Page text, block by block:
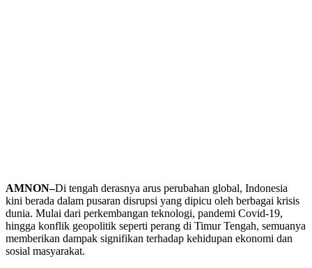
AMNON–Di tengah derasnya arus perubahan global, Indonesia
kini berada dalam pusaran disrupsi yang dipicu oleh berbagai krisis
dunia. Mulai dari perkembangan teknologi, pandemi Covid-19,
hingga konflik geopolitik seperti perang di Timur Tengah, semuanya
memberikan dampak signifikan terhadap kehidupan ekonomi dan
sosial masyarakat.